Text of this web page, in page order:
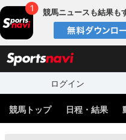
競馬ニュースも結果も
ログイン
競馬トップ 日程・結果